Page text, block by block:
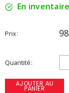
En inventaire
Prix
Quantité
AJOUTER AU
PANIER